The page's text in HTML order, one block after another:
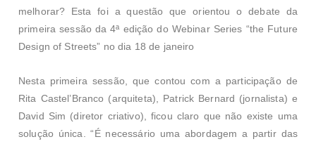
melhorar? Esta foi a questão que orientou o debate da
primeira sessão da 4ª edição do Webinar Series “the Future
Design of Streets” no dia 18 de janeiro
Nesta primeira sessão, que contou com a participação de
Rita Castel’Branco (arquiteta), Patrick Bernard (jornalista) e
David Sim (diretor criativo), ficou claro que não existe uma
solução única. “É necessário uma abordagem a partir das